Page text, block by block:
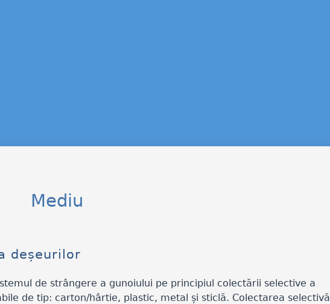
Mediu
deșeurilor
de strângere a gunoiului pe principiul colectării selective a
de tip: carton/hârtie, plastic, metal și sticlă. Colectarea selectivă